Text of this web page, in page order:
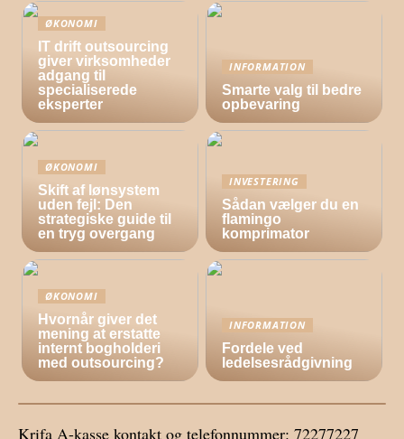
ØKONOMI
IT drift outsourcing
giver virksomheder
adgang til
specialiserede
eksperter
INFORMATION
Smarte valg til bedre
opbevaring
ØKONOMI
Skift af lønsystem
uden fejl: Den
strategiske guide til
en tryg overgang
INVESTERING
Sådan vælger du en
flamingo
komprimator
ØKONOMI
Hvornår giver det
mening at erstatte
internt bogholderi
med outsourcing?
INFORMATION
Fordele ved
ledelsesrådgivning
Krifa A-kasse kontakt og telefonnummer: 72277227